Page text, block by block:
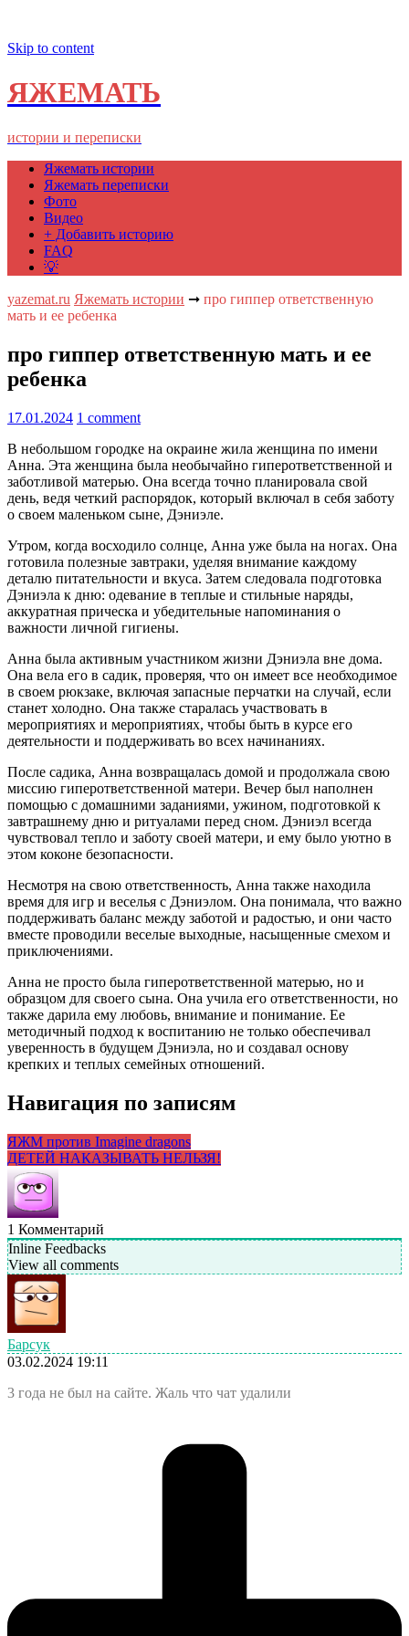
Skip to content
ЯЖЕМАТЬ
истории и переписки
Яжемать истории
Яжемать переписки
Фото
Видео
+ Добавить историю
FAQ
💡
yazemat.ru Яжемать истории ➞ про гиппер ответственную
мать и ее ребенка
про гиппер ответственную мать и ее
ребенка
17.01.2024 1 comment
В небольшом городке на окраине жила женщина по имени
Анна. Эта женщина была необычайно гиперответственной и
заботливой матерью. Она всегда точно планировала свой
день, ведя четкий распорядок, который включал в себя заботу
о своем маленьком сыне, Дэниэле.
Утром, когда восходило солнце, Анна уже была на ногах. Она
готовила полезные завтраки, уделяя внимание каждому
деталю питательности и вкуса. Затем следовала подготовка
Дэниэла к дню: одевание в теплые и стильные наряды,
аккуратная прическа и убедительные напоминания о
важности личной гигиены.
Анна была активным участником жизни Дэниэла вне дома.
Она вела его в садик, проверяя, что он имеет все необходимое
в своем рюкзаке, включая запасные перчатки на случай, если
станет холодно. Она также старалась участвовать в
мероприятиях и мероприятиях, чтобы быть в курсе его
деятельности и поддерживать во всех начинаниях.
После садика, Анна возвращалась домой и продолжала свою
миссию гиперответственной матери. Вечер был наполнен
помощью с домашними заданиями, ужином, подготовкой к
завтрашнему дню и ритуалами перед сном. Дэниэл всегда
чувствовал тепло и заботу своей матери, и ему было уютно в
этом коконе безопасности.
Несмотря на свою ответственность, Анна также находила
время для игр и веселья с Дэниэлом. Она понимала, что важно
поддерживать баланс между заботой и радостью, и они часто
вместе проводили веселые выходные, насыщенные смехом и
приключениями.
Анна не просто была гиперответственной матерью, но и
образцом для своего сына. Она учила его ответственности, но
также дарила ему любовь, внимание и понимание. Ее
методичный подход к воспитанию не только обеспечивал
уверенность в будущем Дэниэла, но и создавал основу
крепких и теплых семейных отношений.
Навигация по записям
ЯЖМ против Imagine dragons
ДЕТЕЙ НАКАЗЫВАТЬ НЕЛЬЗЯ!
1 Комментарий
Inline Feedbacks
View all comments
Барсук
03.02.2024 19:11
3 года не был на сайте. Жаль что чат удалили